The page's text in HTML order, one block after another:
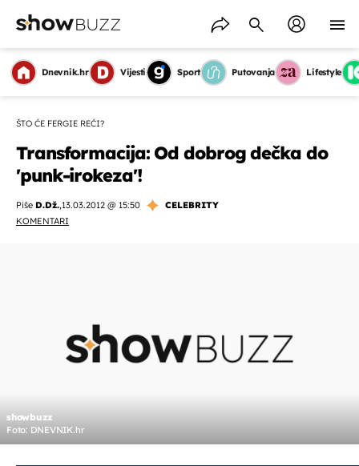
Dnevnik.hr Vijesti Sport Putovanja Lifestyle
ŠTO ĆE FERGIE REĆI?
Transformacija: Od dobrog dečka do
'punk-irokeza'!
Piše D.Dž.,13.03.2012 @ 15:50
CELEBRITY
KOMENTARI
showbuzz
Foto: DNEVNIK.hr